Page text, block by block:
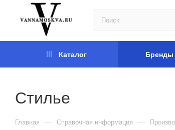
Каталог Бренды
Стилье
Главная — Справочная информация —